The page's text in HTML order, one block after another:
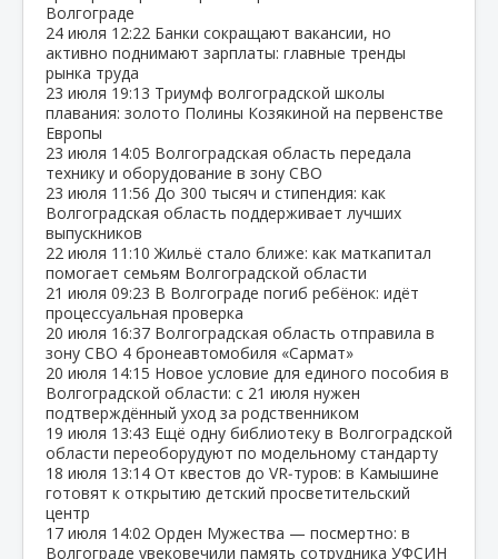
Волгограде
24 июля 12:22 Банки сокращают вакансии, но
активно поднимают зарплаты: главные тренды
рынка труда
23 июля 19:13 Триумф волгоградской школы
плавания: золото Полины Козякиной на первенстве
Европы
23 июля 14:05 Волгоградская область передала
технику и оборудование в зону СВО
23 июля 11:56 До 300 тысяч и стипендия: как
Волгоградская область поддерживает лучших
выпускников
22 июля 11:10 Жильё стало ближе: как маткапитал
помогает семьям Волгоградской области
21 июля 09:23 В Волгограде погиб ребёнок: идёт
процессуальная проверка
20 июля 16:37 Волгоградская область отправила в
зону СВО 4 бронеавтомобиля «Сармат»
20 июля 14:15 Новое условие для единого пособия в
Волгоградской области: с 21 июля нужен
подтверждённый уход за родственником
19 июля 13:43 Ещё одну библиотеку в Волгоградской
области переоборудуют по модельному стандарту
18 июля 13:14 От квестов до VR‑туров: в Камышине
готовят к открытию детский просветительский
центр
17 июля 14:02 Орден Мужества — посмертно: в
Волгограде увековечили память сотрудника УФСИН